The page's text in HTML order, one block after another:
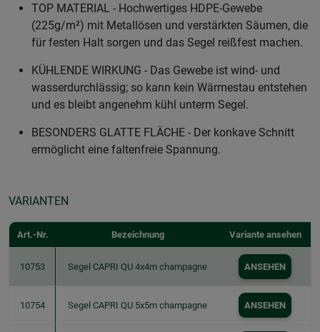
TOP MATERIAL - Hochwertiges HDPE-Gewebe
(225g/m²) mit Metallösen und verstärkten Säumen, die
für festen Halt sorgen und das Segel reißfest machen.
KÜHLENDE WIRKUNG - Das Gewebe ist wind- und
wasserdurchlässig; so kann kein Wärmestau entstehen
und es bleibt angenehm kühl unterm Segel.
BESONDERS GLATTE FLÄCHE - Der konkave Schnitt
ermöglicht eine faltenfreie Spannung.
VARIANTEN
Art.-Nr. Bezeichnung Variante ansehen
10753 Segel CAPRI QU 4x4m champagne ANSEHEN
10754 Segel CAPRI QU 5x5m champagne ANSEHEN